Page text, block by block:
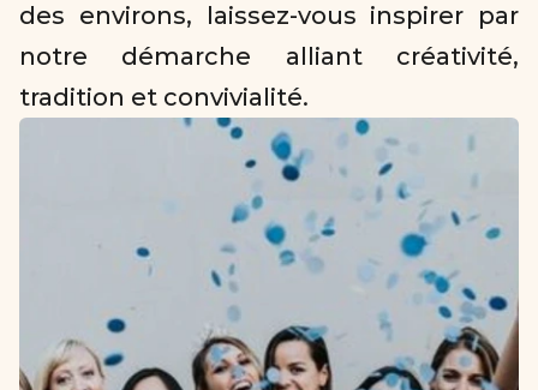
des environs, laissez-vous inspirer par
notre démarche alliant créativité,